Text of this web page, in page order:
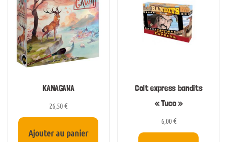
KANAGAWA
26,50€
Ajouter au panier
Colt express bandits
« Tuco »
6,00€